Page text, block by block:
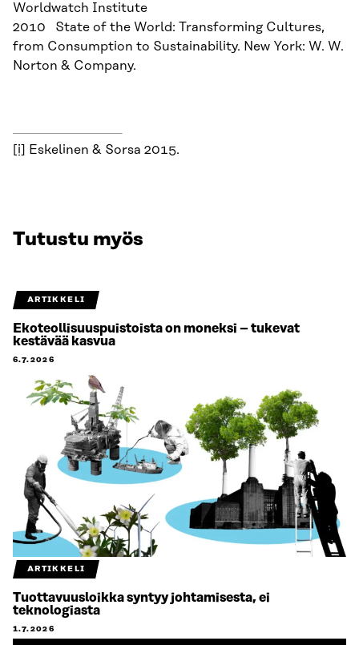
Worldwatch Institute
2010 State of the World: Transforming Cultures,
from Consumption to Sustainability. New York: W. W.
Norton & Company.
[i] Eskelinen & Sorsa 2015.
Tutustu myös
ARTIKKELI
Ekoteollisuuspuistoista on moneksi – tukevat
kestävää kasvua
6.7.2026
ARTIKKELI
Tuottavuusloikka syntyy johtamisesta, ei
teknologiasta
1.7.2026